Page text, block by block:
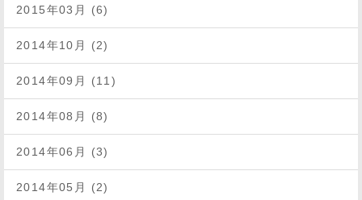
2015年03月 (6)
2014年10月 (2)
2014年09月 (11)
2014年08月 (8)
2014年06月 (3)
2014年05月 (2)